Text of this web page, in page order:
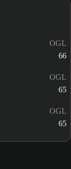
OGL
66
OGL
65
OGL
65